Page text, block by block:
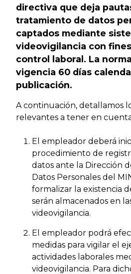
directiva que deja
tratamiento de datos
captados mediante
videovigilancia con
control laboral. La
vigencia 60 días
publicación.
A continuación, detallamos
relevantes a tener en
El empleador deberá
procedimiento de
datos ante la Dirección
Datos Personales del
formalizar la existencia
serán almacenados en
videovigilancia.
El empleador podrá
medidas para vigilar el
actividades laborales
videovigilancia. Para